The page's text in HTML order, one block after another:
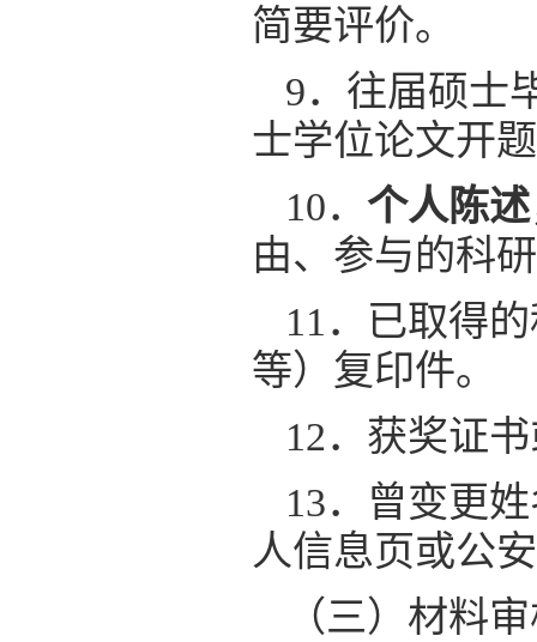
简要评价。
9．往届硕士
士学位论文开
10． 个人陈述
由、参与的科
11．已取得
等）复印件。
12．获奖证
13．曾变更
人信息页或公
（三）材料